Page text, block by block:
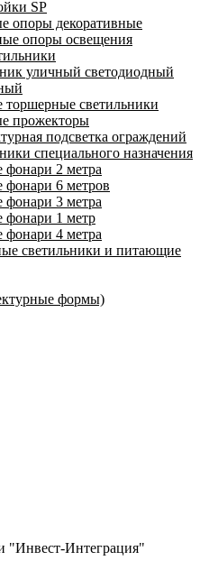
SP
опоры декоративные
опоры освещения
уличный светодиодный
торшерные светильники
прожекторы
подсветка ограждений
специального назначения
фонари 2 метра
фонари 6 метров
фонари 3 метра
фонари 1 метр
фонари 4 метра
светильники и питающие
формы)
"Инвест-Интеграция"